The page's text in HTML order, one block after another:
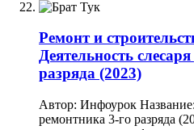
Ремонт и
Деятельность
разряда (2023)
Автор: Инфоурок Название:
ремонтника 3-го разряда